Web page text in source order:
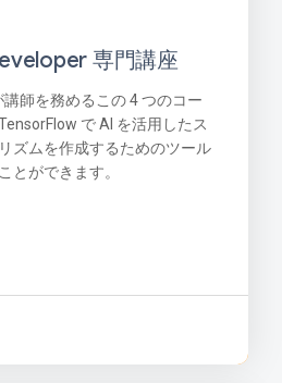
専門講座
師を務めるこの 4 つのコー
で AI を活用したス
ズムを作成するためのツール
とができます。